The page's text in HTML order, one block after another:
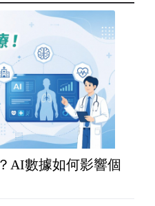
AI數據如何影響個